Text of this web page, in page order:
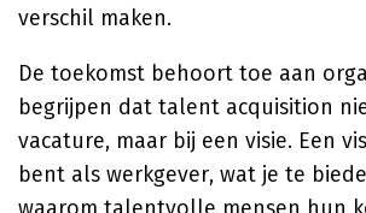
verschil maken.
De toekomst behoort toe aan
begrijpen dat talent acquisition
vacature, maar bij een visie. Een
bent als werkgever, wat je te